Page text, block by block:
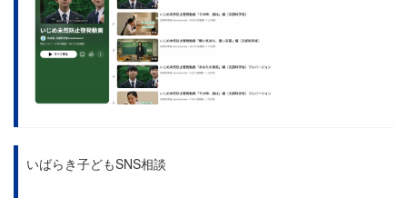
いばらき子どもSNS相談